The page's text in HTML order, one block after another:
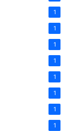
1
1
1
1
1
1
1
1